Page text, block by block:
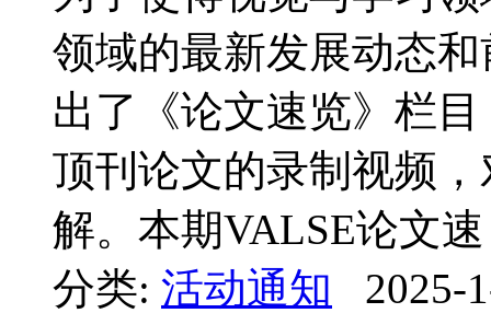
领域的最新发展动态
出了《论文速览》栏
顶刊论文的录制视频
解。本期VALSE论文
分类: 活动通知
2025-